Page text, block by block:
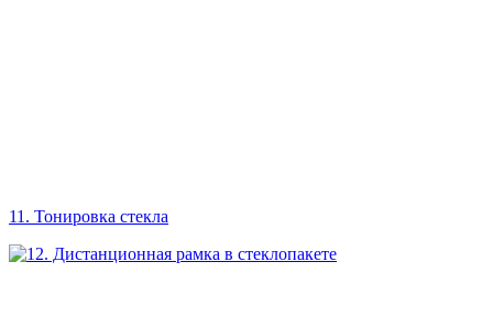
11. Тонировка стекла